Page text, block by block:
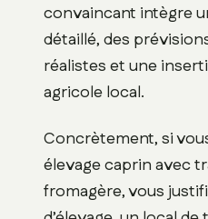
convaincant intègre
détaillé, des
réalistes et une
agricole local.
Concrètement, si
élevage caprin avec
fromagère, vous